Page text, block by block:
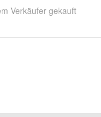
Verkäufer gekauft